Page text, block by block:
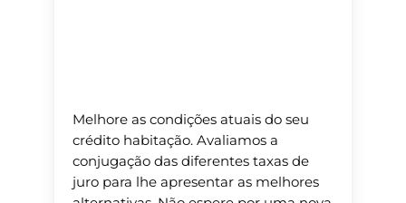
Melhore as condições atuais do seu
crédito habitação. Avaliamos a
conjugação das diferentes taxas de
juro para lhe apresentar as melhores